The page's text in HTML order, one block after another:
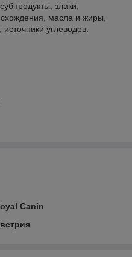
злаки,
масла и жиры,
углеводов.
Canin